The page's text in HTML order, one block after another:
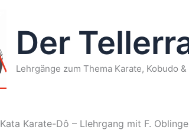
Der
Lehrgänge zum Thema Karate, Kobudo
Kata Karate-Dô – Llehrgang mit F.